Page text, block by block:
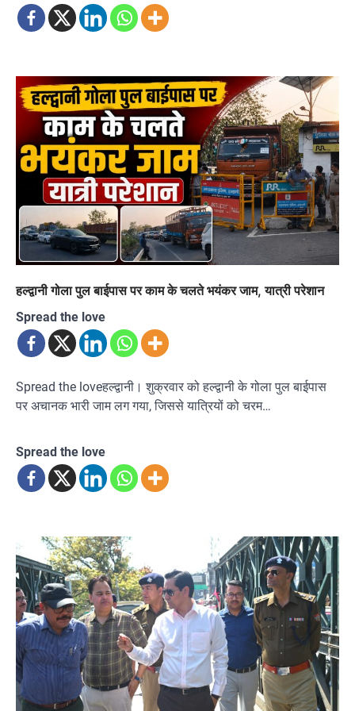
हल्द्वानी गोला पुल बाईपास पर काम के चलते भयंकर जाम, यात्री परेशान
Spread the love
Spread the loveहल्द्वानी। शुक्रवार को हल्द्वानी के गोला पुल बाईपास
पर अचानक भारी जाम लग गया, जिससे यात्रियों को चरम…
Spread the love